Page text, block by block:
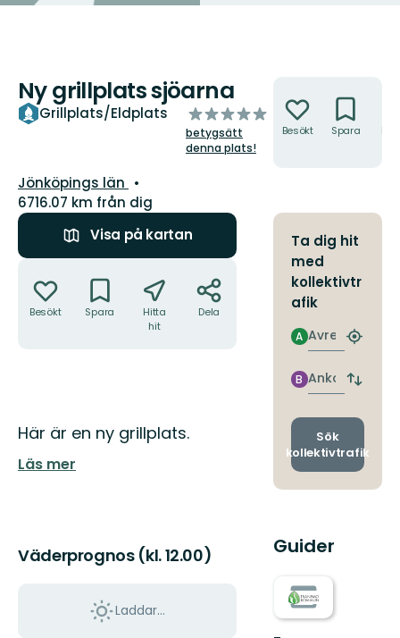
Ny grillplats sjöarna
Grillplats/Eldplats
av
5
stjärnor
betygsätt
denna plats!
Län:
Jönköpings län
6716.07 km från dig
Visa på kartan
Besökt Spara
Hitta
hit
Dela
Beskrivning
Här är en ny grillplats.
Läs mer
Väderprognos (kl. 12.00)
Laddar...
Besökt Spara
Ta dig hit
med
kollektivtr
afik
Avresa
A
Hitta
Ankomst
B
Byt
och
Sök
kollektivtrafik
Guider